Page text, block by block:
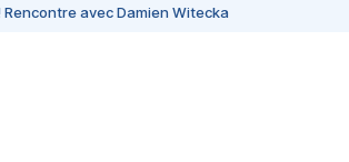
avec Damien Witecka